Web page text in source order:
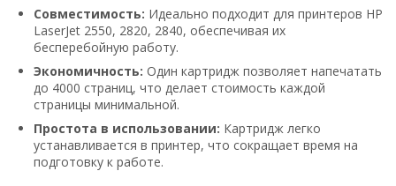
Совместимость: Идеально подходит для принтеров HP
LaserJet 2550, 2820, 2840, обеспечивая их
бесперебойную работу.
Экономичность: Один картридж позволяет напечатать
до 4000 страниц, что делает стоимость каждой
страницы минимальной.
Простота в использовании: Картридж легко
устанавливается в принтер, что сокращает время на
подготовку к работе.